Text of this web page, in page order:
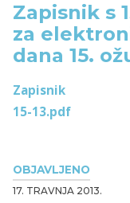
OBJAVLJENO
17. TRAVNJA 2013.
Zapisnik s
za
dana 15.
Zapisnik
15-13.pdf